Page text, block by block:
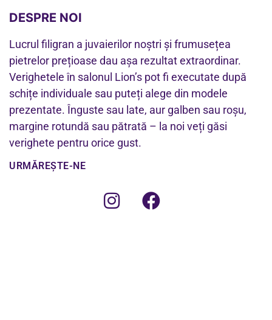
DESPRE NOI
Lucrul filigran a juvaierilor noștri și frumusețea
pietrelor prețioase dau așa rezultat extraordinar.
Verighetele în salonul Lion’s pot fi executate după
schițe individuale sau puteți alege din modele
prezentate. Înguste sau late, aur galben sau roșu,
margine rotundă sau pătrată – la noi veți găsi
verighete pentru orice gust.
URMĂREȘTE-NE